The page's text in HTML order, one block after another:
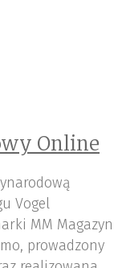
Online
Vogel
MM Magazyn
prowadzony